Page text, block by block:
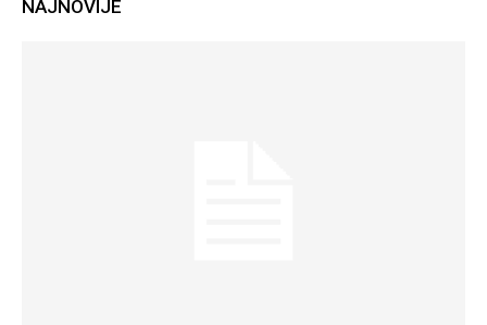
NAJNOVIJE